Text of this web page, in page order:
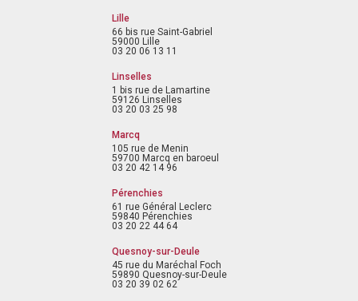
Lille
66 bis rue Saint-Gabriel
59000 Lille
03 20 06 13 11
Linselles
1 bis rue de Lamartine
59126 Linselles
03 20 03 25 98
Marcq
105 rue de Menin
59700 Marcq en baroeul
03 20 42 14 96
Pérenchies
61 rue Général Leclerc
59840 Pérenchies
03 20 22 44 64
Quesnoy-sur-Deule
45 rue du Maréchal Foch
59890 Quesnoy-sur-Deule
03 20 39 02 62